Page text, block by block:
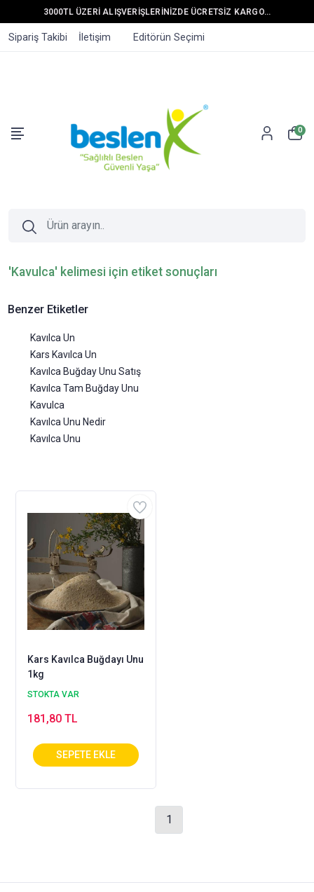
3000TL ÜZERİ ALIŞVERİŞLERİNİZDE ÜCRETSİZ KARGO...
Sipariş Takibi İletişim Editörün Seçimi
0
'Kavulca' kelimesi için etiket sonuçları
Benzer Etiketler
Kavılca Un
Kars Kavılca Un
Kavılca Buğday Unu Satış
Kavılca Tam Buğday Unu
Kavulca
Kavılca Unu Nedir
Kavılca Unu
Kars Kavılca Buğdayı Unu
1kg
STOKTA VAR
181,80 TL
1